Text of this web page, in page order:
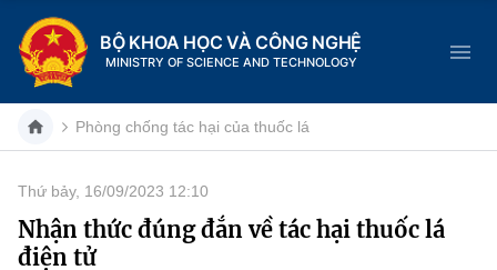
BỘ KHOA HỌC VÀ CÔNG NGHỆ
MINISTRY OF SCIENCE AND TECHNOLOGY
Danh mục
Trang chủ
Phòng chống tác hại của thuốc lá
Thứ bảy, 16/09/2023 12:10
Nhận thức đúng đắn về tác hại thuốc lá
điện tử